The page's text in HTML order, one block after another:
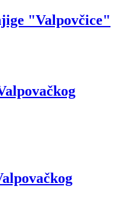
"Valpovčice"